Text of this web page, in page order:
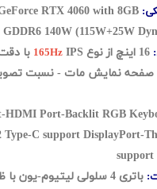
RTX 4060 with 8GB
GDDR6 140W (115W+25W
165Hz
HDMI Port-Backlit RGB
Type-C support DisplayPort-
support